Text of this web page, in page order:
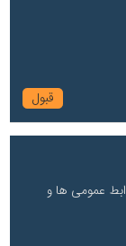
عمومی ها و